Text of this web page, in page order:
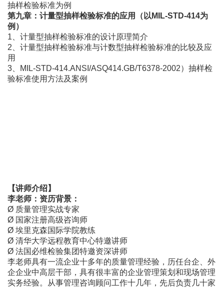
抽样检验标准为例
第九章：计量型抽样检验标准的应用（以 MIL-STD-414为
例）
1、计量型抽样检验标准的设计原理简介
2、计量型抽样检验标准与计数型抽样检验标准的比较及应
用
3、MIL-STD-414.ANSI/ASQ414.GB/T6378-2002）抽样检
验标准使用方法及案例
【讲师介绍】
李老师： 资历背景：
Ø 质量管理实战专家
Ø 国家注册高级咨询师
Ø 埃里克森国际学院教练
Ø 清华大学远程教育中心特邀讲师
Ø 法国必维检验集团特邀资深讲师
李老师具有一流企业十多年的质量管理经验，历任台企、外
企企业中高层干部，具有很丰富的企业管理策划和现场管理
实务经验。从事管理咨询顾问工作十几年，先后负责几十家